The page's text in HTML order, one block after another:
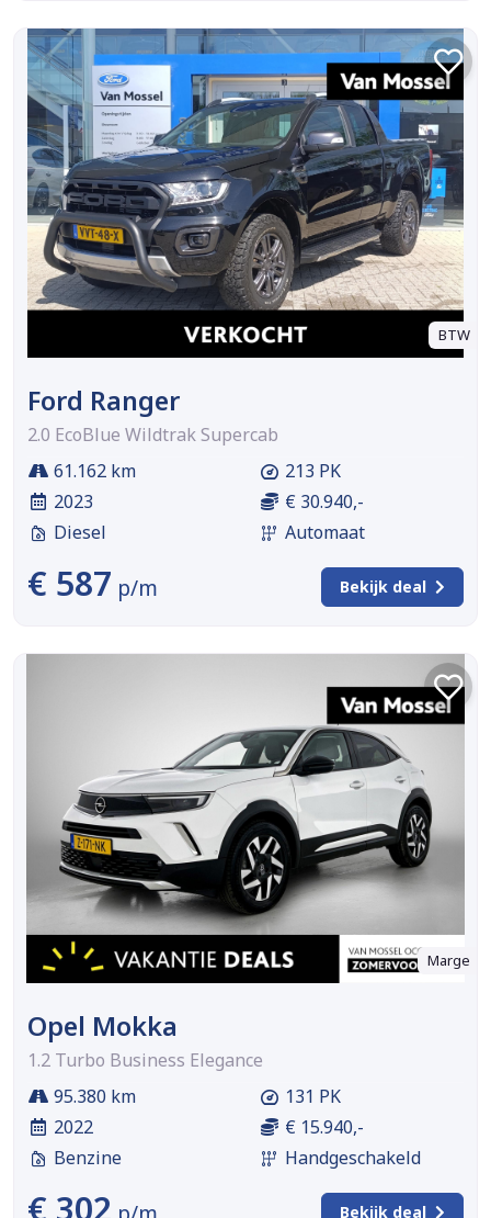
BTW
Ford Ranger
2.0 EcoBlue Wildtrak Supercab
61.162 km
2023
Diesel
213 PK
€ 30.940,-
Automaat
€ 587 p/m Bekijk deal
Marge
Opel Mokka
1.2 Turbo Business Elegance
95.380 km
2022
Benzine
131 PK
€ 15.940,-
Handgeschakeld
€ 302 Bekijk deal